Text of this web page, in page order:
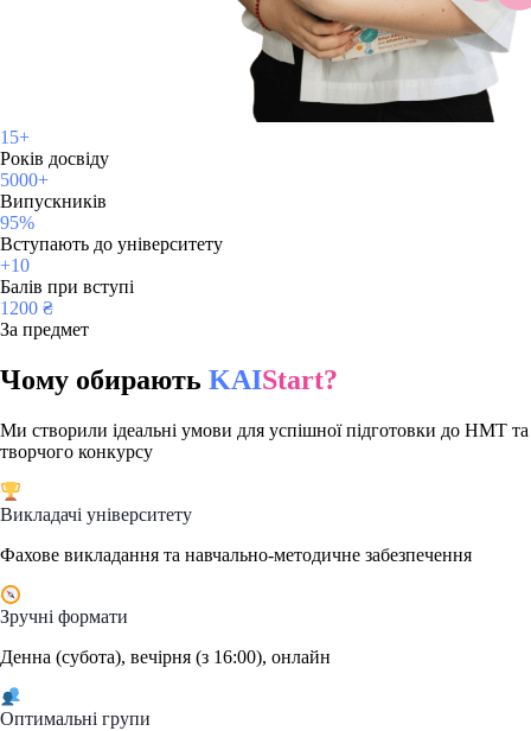
15+
Років досвіду
5000+
Випускників
95%
Вступають до університету
+10
Балів при вступі
1200 ₴
За предмет
Чому обирають KAIStart?
Ми створили ідеальні умови для успішної підготовки до НМТ та
творчого конкурсу
Викладачі університету
Фахове викладання та навчально-методичне забезпечення
Зручні формати
Денна (субота), вечірня (з 16:00), онлайн
Оптимальні групи